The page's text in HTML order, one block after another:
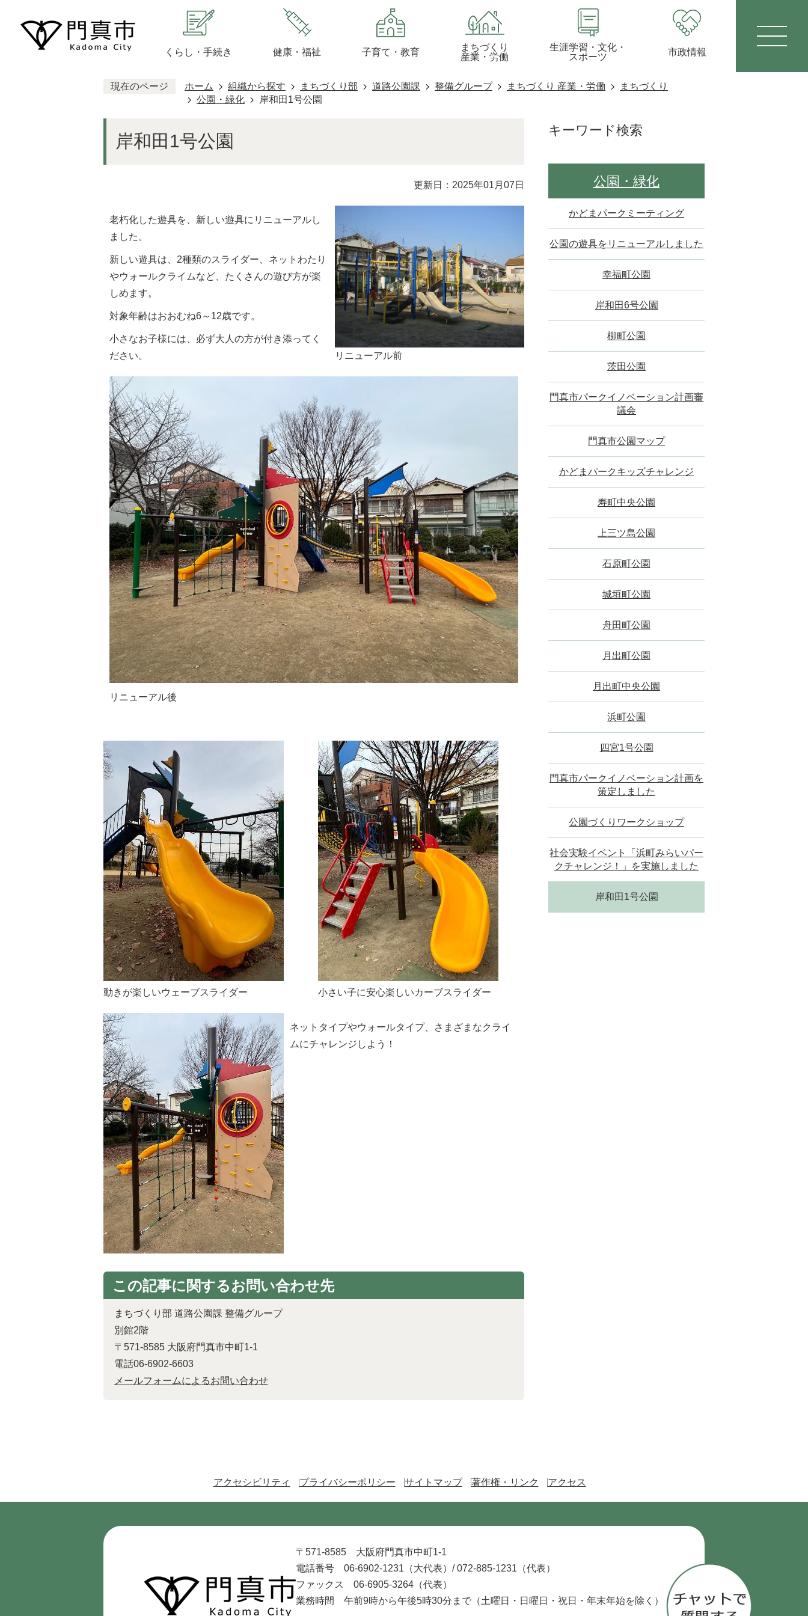
くらし・手続き 健康・福祉 子育て・教育
まちづくり
産業・労働
生涯学習・文化・
スポーツ
市政情報
現在のページ ホーム 組織から探す まちづくり部 道路公園課 整備グループ まちづくり 産業・労働
まちづくり
公園・緑化
岸和田1号公園
岸和田1号公園
更新日：2025年01月07日
リニューアル前
老朽化した遊具を、新しい遊具にリニューアルし
ました。
新しい遊具は、2種類のスライダー、ネットわたり
やウォールクライムなど、たくさんの遊び方が楽
しめます。
対象年齢はおおむね6～12歳です。
小さなお子様には、必ず大人の方が付き添ってく
ださい。
リニューアル後
動きが楽しいウェーブスライダー 小さい子に安心楽しいカーブスライダー
ネットタイプやウォールタイプ、さまざまなクライ
ムにチャレンジしよう！
この記事に関するお問い合わせ先
まちづくり部 道路公園課 整備グループ
別館2階
〒571-8585 大阪府門真市中町1-1
電話06-6902-6603
メールフォームによるお問い合わせ
キーワード検索
公園・緑化
かどまパークミーティング
公園の遊具をリニューアルしました
幸福町公園
岸和田6号公園
柳町公園
茨田公園
門真市パークイノベーション計画審
議会
門真市公園マップ
かどまパークキッズチャレンジ
寿町中央公園
上三ツ島公園
石原町公園
城垣町公園
舟田町公園
月出町公園
月出町中央公園
浜町公園
四宮1号公園
門真市パークイノベーション計画を
策定しました
公園づくりワークショップ
社会実験イベント「浜町みらいパー
クチャレンジ！」を実施しました
岸和田1号公園
アクセシビリティ プライバシーポリシー サイトマップ 著作権・リンク アクセス
門
〒571-8585 大阪府門真市中町1-1
電話番号 06-6902-1231（大代表）/072-885-1231（代表）
ファックス 06-6905-3264（代表）
業務時間 午前9時から午後5時30分まで （土曜日・日曜日・祝日・年末年始を除く）